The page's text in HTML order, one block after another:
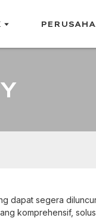
dapat segera
komprehensif,